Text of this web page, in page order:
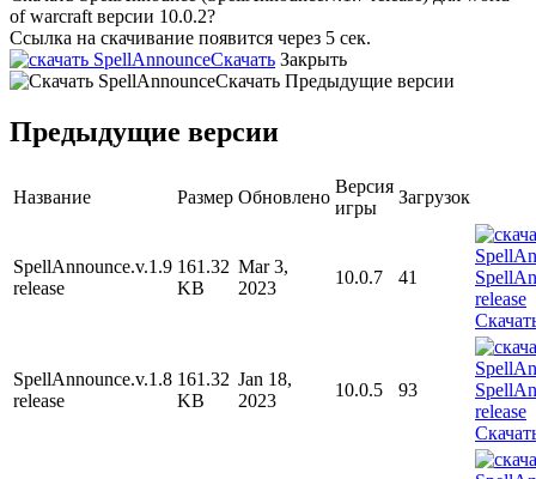
of warcraft версии 10.0.2?
Ссылка на скачивание появится через 5 сек.
Скачать Закрыть
Скачать Предыдущие версии
Предыдущие версии
Название Размер Обновлено
Версия
игры
Загрузок
SpellAnnounce.v.1.9
release
161.32
KB
Mar 3,
2023
10.0.7 41
SpellAnnounce.v.1.8
release
161.32
KB
Jan 18,
2023
10.0.5 93